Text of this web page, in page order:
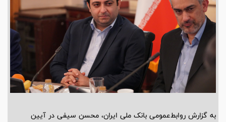
به گزارش روابط‌عمومی بانک ملی ایران، محسن سیفی در آیین